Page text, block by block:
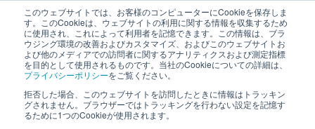
このウェブサイトでは、お客様のコンピューターにCookieを保存しま
す。このCookieは、ウェブサイトの利用に関する情報を収集するため
に使用され、これによって利用者を記憶できます。この情報は、ブラ
ウジング環境の改善およびカスタマイズ、およびこのウェブサイトお
よび他のメディアでの訪問者に関するアナリティクスおよび測定指標
を目的として使用されるものです。当社のCookieについての詳細は、
プライバシーポリシーをご覧ください。
拒否した場合、このウェブサイトを訪問したときに情報はトラッキン
グされません。ブラウザーではトラッキングを行わない設定を記憶す
るために1つのCookieが使用されます。
サーバー管理ガイド
Windows Server 向け
このページの見出し